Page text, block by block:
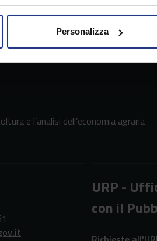
Personalizza
e l’analisi dell’economia agraria
URP -
con il